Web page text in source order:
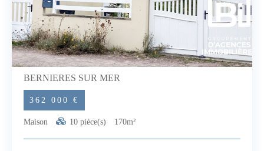
BERNIERES SUR MER
362 000 €
Maison 10 pièce(s) 170m²